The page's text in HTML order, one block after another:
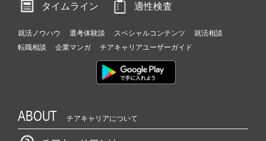
タイムライン
適性検査
就活ノウハウ 選考体験談 スペシャルコンテンツ
就活相談
転職相談
企業マンガ チアキャリアユーザーガイド
ABOUT チアキャリアについて